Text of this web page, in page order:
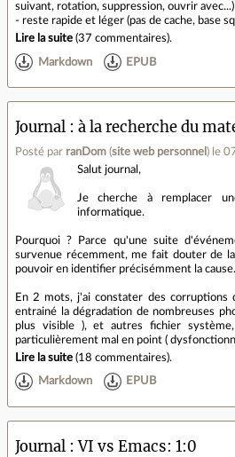
suivant, rotation, suppression, ouvrir avec...)
- reste rapide et léger (pas de cache, base
Lire la suite (37 commentaires).
Markdown EPUB
Journal à la recherche du
Posté par ranDom (site web personnel ) le
Salut journal,
Je cherche à remplacer
informatique.
Pourquoi ? Parce qu'une suite
survenue récemment, me fait douter de
pouvoir en identifier précisémment la cause.
En 2 mots, j'ai constater des corruptions
entrainé la dégradation de nombreuses
plus visible ), et autres fichier
particulièrement mal en point (
Lire la suite (18 commentaires).
Markdown EPUB
Journal VI vs Emacs: 1:0